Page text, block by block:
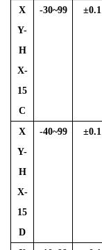
X
Y-
H
X-
15
C
-30~99 ±0.1
X
Y-
H
X-
15
D
-40~99 ±0.1